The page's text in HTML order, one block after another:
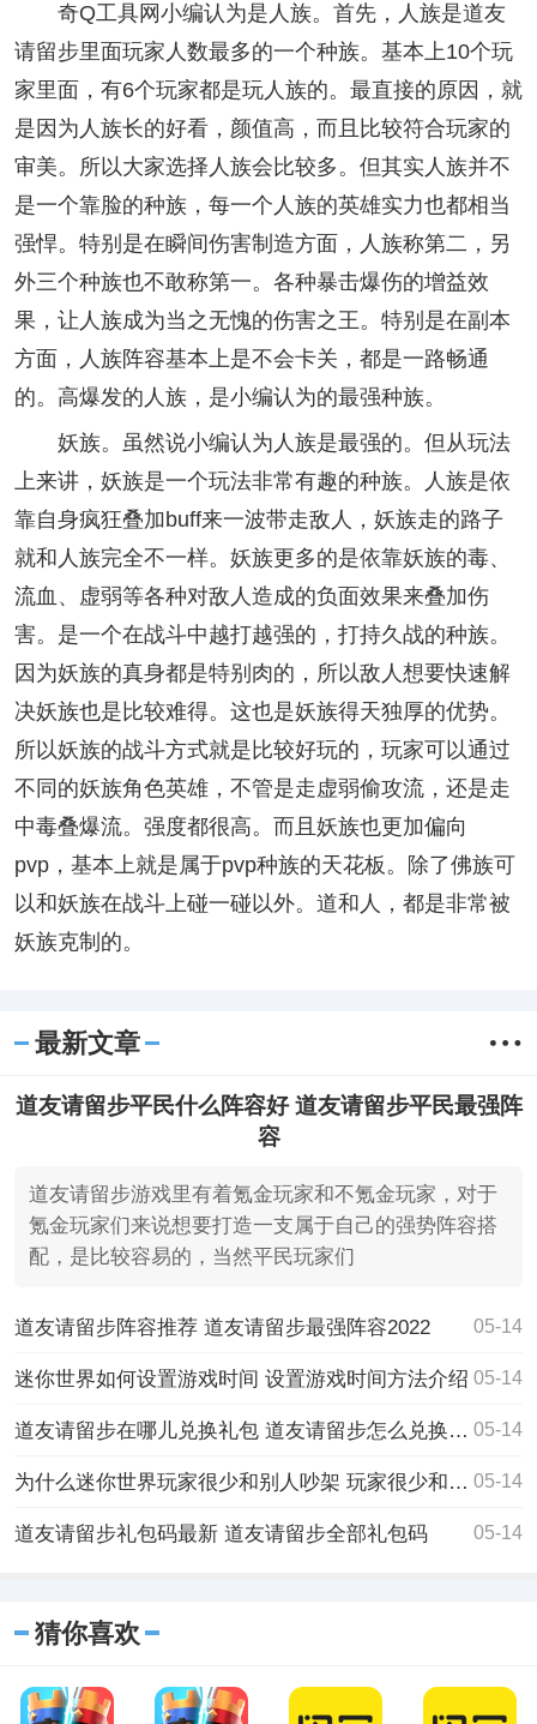
奇Q工具网小编认为是人族。首先，人族是道友
请留步里面玩家人数最多的一个种族。基本上10个玩
家里面，有6个玩家都是玩人族的。最直接的原因，就
是因为人族长的好看，颜值高，而且比较符合玩家的
审美。所以大家选择人族会比较多。但其实人族并不
是一个靠脸的种族，每一个人族的英雄实力也都相当
强悍。特别是在瞬间伤害制造方面，人族称第二，另
外三个种族也不敢称第一。各种暴击爆伤的增益效
果，让人族成为当之无愧的伤害之王。特别是在副本
方面，人族阵容基本上是不会卡关，都是一路畅通
的。高爆发的人族，是小编认为的最强种族。
妖族。虽然说小编认为人族是最强的。但从玩法
上来讲，妖族是一个玩法非常有趣的种族。人族是依
靠自身疯狂叠加buff来一波带走敌人，妖族走的路子
就和人族完全不一样。妖族更多的是依靠妖族的毒、
流血、虚弱等各种对敌人造成的负面效果来叠加伤
害。是一个在战斗中越打越强的，打持久战的种族。
因为妖族的真身都是特别肉的，所以敌人想要快速解
决妖族也是比较难得。这也是妖族得天独厚的优势。
所以妖族的战斗方式就是比较好玩的，玩家可以通过
不同的妖族角色英雄，不管是走虚弱偷攻流，还是走
中毒叠爆流。强度都很高。而且妖族也更加偏向
pvp，基本上就是属于pvp种族的天花板。除了佛族可
以和妖族在战斗上碰一碰以外。道和人，都是非常被
妖族克制的。
最新文章
道友请留步平民什么阵容好 道友请留步平民最强阵
容
道友请留步游戏里有着氪金玩家和不氪金玩家，对于
氪金玩家们来说想要打造一支属于自己的强势阵容搭
配，是比较容易的，当然平民玩家们
道友请留步阵容推荐 道友请留步最强阵容2022 05-14
迷你世界如何设置游戏时间 设置游戏时间方法介绍 05-14
道友请留步在哪儿兑换礼包 道友请留步怎么兑换礼包 05-14
为什么迷你世界玩家很少和别人吵架 玩家很少和别人吵架原因揭晓 05-14
道友请留步礼包码最新 道友请留步全部礼包码 05-14
猜你喜欢